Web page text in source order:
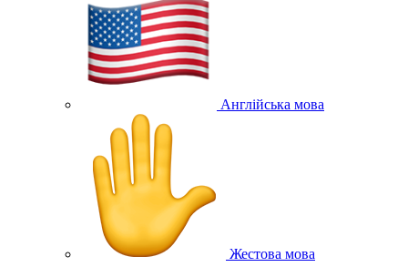
Англійська мова
Жестова мова